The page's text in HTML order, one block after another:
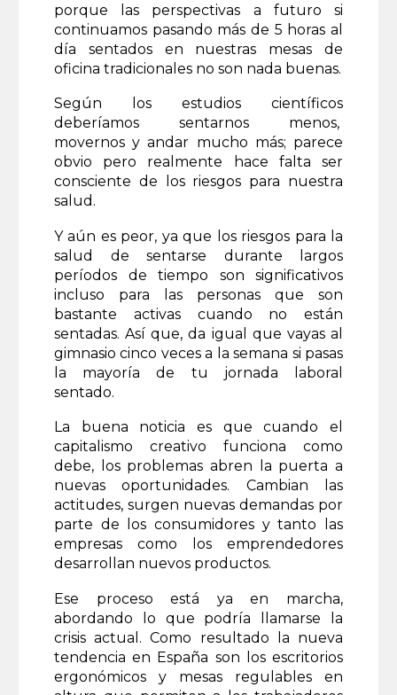
porque las perspectivas a futuro si
continuamos pasando más de 5 horas al
día sentados en nuestras mesas de
oficina tradicionales no son nada buenas.
Según los estudios científicos
deberíamos sentarnos menos,
movernos y andar mucho más; parece
obvio pero realmente hace falta ser
consciente de los riesgos para nuestra
salud.
Y aún es peor, ya que los riesgos para la
salud de sentarse durante largos
períodos de tiempo son significativos
incluso para las personas que son
bastante activas cuando no están
sentadas. Así que, da igual que vayas al
gimnasio cinco veces a la semana si pasas
la mayoría de tu jornada laboral
sentado.
La buena noticia es que cuando el
capitalismo creativo funciona como
debe, los problemas abren la puerta a
nuevas oportunidades. Cambian las
actitudes, surgen nuevas demandas por
parte de los consumidores y tanto las
empresas como los emprendedores
desarrollan nuevos productos.
Ese proceso está ya en marcha,
abordando lo que podría llamarse la
crisis actual. Como resultado la nueva
tendencia en España son los escritorios
ergonómicos y mesas regulables en